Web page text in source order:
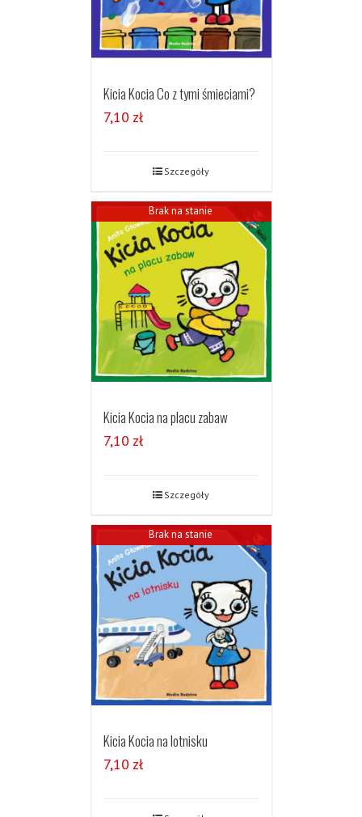
Kicia Kocia Co z tymi śmieciami?
7,10 zł
Szczegóły
Brak na stanie
Kicia Kocia na placu zabaw
7,10 zł
Szczegóły
Brak na stanie
Kicia Kocia na lotnisku
7,10 zł